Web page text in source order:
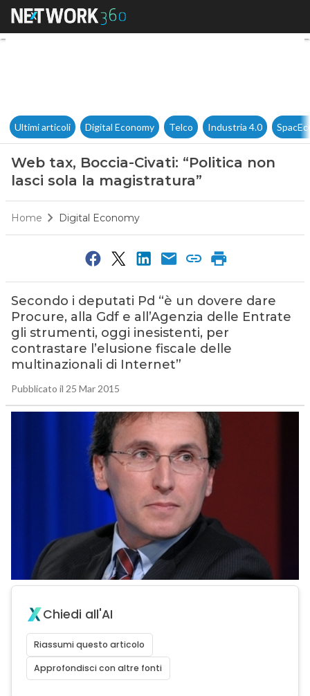
Web tax, Boccia-Civati:
Ultimi articoli Digital Economy Telco Industria 4.0
Web tax, Boccia-Civati: “Politica non
lasci sola la magistratura”
Home Digital Economy
Secondo i deputati Pd “è un dovere dare
Procure, alla Gdf e all’Agenzia delle Entrate
gli strumenti, oggi inesistenti, per
contrastare l’elusione fiscale delle
multinazionali di Internet”
Pubblicato il 25 Mar 2015
Chiedi all'AI
Riassumi questo articolo
Approfondisci con altre fonti